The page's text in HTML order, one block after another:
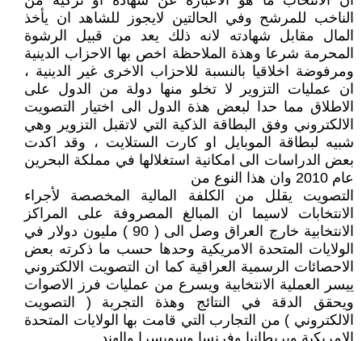
الناخب للمرشح وفي الحالتين لايجوز للشاهد ان يأخذ
المال مقابل شهادته لانه ذلك يعد من قبيل الرشوة
المحرمة شرعا وهذة الملاحظة اخص بها الاحزاب الدينية
ومرفوضة اخلاقيا بالنسبة للاحزاب الاخرى غير الدينية ،
ان عمليات التزوير لا تخلو منها دولة من الدول على
الاطلاق مما حدا لبعض هذة الدول الى اختيار التصويت
الالكتروني وفق البطاقة الذكية التي لاتقبل التزوير وهي
شبيه لبطاقة الموبايل او كارت الستلايت ، وقد اكدت
بعض الدراسات الى امكانية استغلالها في مملكة البحرين
عام 2010 وان هذا النوع من
التصويت يقلل من الكلفة المالية المخصصة لأجراء
الانتخابات لاسيما ان المبالغ المصروفة على المراكز
الانتخابية خارج العراق وصل الى ( 90 ) مليون دولار في
الولايات المتحدة الامريكية وحدها حسب ما ذكرته بعض
الاحصائات الرسمية العراقية كما ان التصويت الالكتروني
ييسر العملية الانتخابية ويسرع من عمليات فرز الاصوات
ويحقق الدقة في النتائج وهذة التجربة ( التصويت
الالكتروني ) من التجارب التي قامت بها الولايات المتحدة